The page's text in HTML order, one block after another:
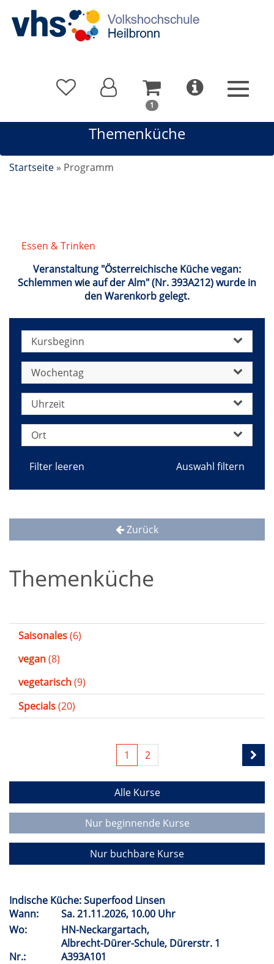
1 In
Warenkorb
sich
Themenküche
Startseite » Programm
Essen & Trinken
Veranstaltung "Österreichische Küche vegan:
Schlemmen wie auf der Alm" (Nr. 393A212) wurde in
den Warenkorb gelegt.
Kursbeginn
Wochentag
Uhrzeit
Ort
Filter leeren
Zurück
Themenküche
Saisonales(6)
vegan(8)
vegetarisch(9)
Specials(20)
1 2
Alle Kurse
Nur beginnende Kurse
Nur buchbare Kurse
Indische Küche: Superfood Linsen
Wann:
Sa.21.11.2026, 10.00 Uhr
Wo:
HN-Neckargartach,
Albrecht-Dürer-Schule, Dürerstr. 1
Nr.:
A393A101